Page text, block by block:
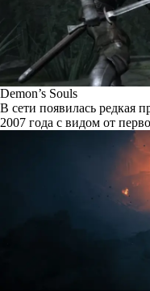
Demon’s Souls
В сети появилась редкая
2007 года с видом от